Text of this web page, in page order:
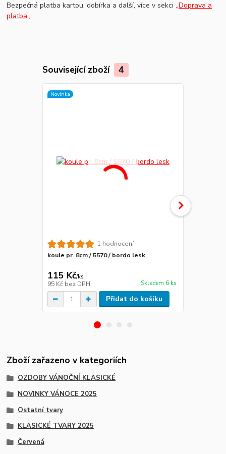
Bezpečná platba kartou, dobírka a další, více v sekci,,Doprava a
platba,,
Související zboží 4
Novinka
1 hodnocení
koule pr. 8cm / 5570 / bordo lesk
115 Kč/ks
95 Kč bez DPH Skladem 6 ks
Přidat do košíku
Zboží zařazeno v kategoriích
OZDOBY VÁNOČNÍ KLASICKÉ
NOVINKY VÁNOCE 2025
Ostatní tvary
KLASICKÉ TVARY 2025
Červená